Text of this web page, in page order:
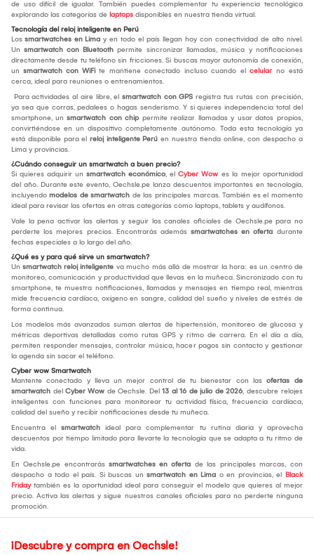
de uso difícil de igualar. También puedes complementar tu experiencia tecnológica
explorando las categorías de laptops disponibles en nuestra tienda virtual.
Tecnología del reloj inteligente en Perú
Los smartwatches en Lima y en todo el país llegan hoy con conectividad de alto nivel.
Un smartwatch con Bluetooth permite sincronizar llamadas, música y notificaciones
directamente desde tu teléfono sin fricciones. Si buscas mayor autonomía de conexión,
un smartwatch con WiFi te mantiene conectado incluso cuando el celular no está
cerca, ideal para reuniones o entrenamientos.
Para actividades al aire libre, el smartwatch con GPS registra tus rutas con precisión,
ya sea que corras, pedalees o hagas senderismo. Y si quieres independencia total del
smartphone, un smartwatch con chippermite realizar llamadas y usar datos propios,
convirtiéndose en un dispositivo completamente autónomo. Toda esta tecnología ya
está disponible para el reloj inteligente Perú en nuestra tienda online, con despacho a
Lima y provincias.
¿Cuándo conseguir un smartwatch a buen precio?
Si quieres adquirir un smartwatch económico, el Cyber Wow es la mejor oportunidad
del año. Durante este evento, Oechsle.pe lanza descuentos importantes en tecnología,
incluyendo modelos de smartwatch de las principales marcas. También es el momento
ideal para revisar las ofertas en otras categorías como laptops, tablets y audífonos.
Vale la pena activar las alertas y seguir los canales oficiales de Oechsle.pe para no
perderte los mejores precios. Encontrarás además smartwatches en oferta durante
fechas especiales a lo largo del año.
¿Qué es y para qué sirve un smartwatch?
Un smartwatch reloj inteligente va mucho más allá de mostrar la hora: es un centro de
monitoreo, comunicación y productividad que llevas en la muñeca. Sincronizado con tu
smartphone, te muestra notificaciones, llamadas y mensajes en tiempo real, mientras
mide frecuencia cardíaca, oxígeno en sangre, calidad del sueño y niveles de estrés de
forma continua.
Los modelos más avanzados suman alertas de hipertensión, monitoreo de glucosa y
métricas deportivas detalladas como rutas GPS y ritmo de carrera. En el día a día,
permiten responder mensajes, controlar música, hacer pagos sin contacto y gestionar
la agenda sin sacar el teléfono.
Cyber wow Smartwatch
Mantente conectado y lleva un mejor control de tu bienestar con las ofertas de
smartwatch del Cyber Wow de Oechsle. Del 13 al 16 de julio de 2026, descubre relojes
inteligentes con funciones para monitorear tu actividad física, frecuencia cardíaca,
calidad del sueño y recibir notificaciones desde tu muñeca.
Encuentra el smartwatch ideal para complementar tu rutina diaria y aprovecha
descuentos por tiempo limitado para llevarte la tecnología que se adapta a tu ritmo de
vida.
En Oechsle.pe encontrarás smartwatches en oferta de las principales marcas, con
despacho a todo el país. Si buscas un smartwatch en Lima o en provincias, el Black
Fridaytambién es la oportunidad ideal para conseguir el modelo que quieres al mejor
precio. Activa las alertas y sigue nuestros canales oficiales para no perderte ninguna
promoción.
¡Descubre y compra en Oechsle!